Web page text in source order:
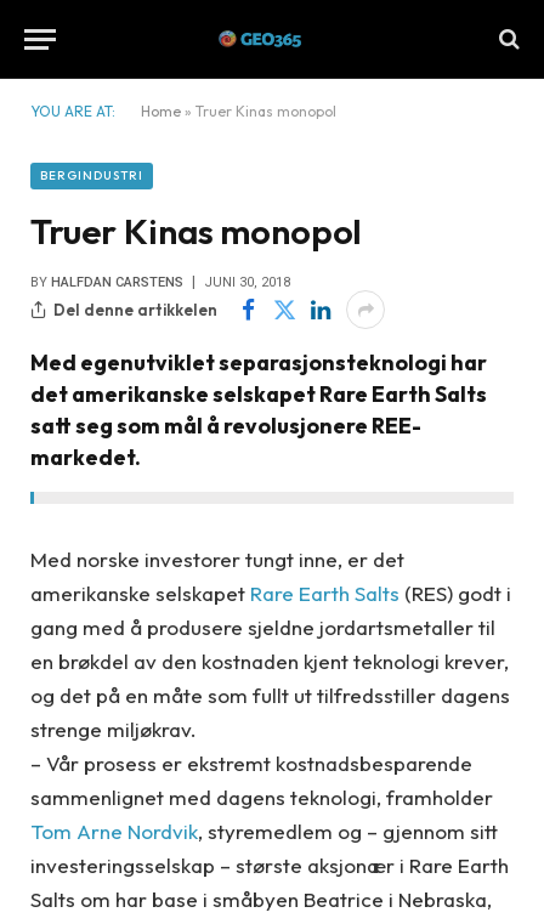
YOU ARE AT: Home » Truer Kinas monopol
BERGINDUSTRI
Truer Kinas monopol
BY HALFDAN CARSTENS JUNI 30, 2018
Del denne artikkelen
Med egenutviklet separasjonsteknologi har
det amerikanske selskapet Rare Earth Salts
satt seg som mål å revolusjonere REE-
markedet.
Med norske investorer tungt inne, er det
amerikanske selskapet Rare Earth Salts (RES) godt i
gang med å produsere sjeldne jordartsmetaller til
en brøkdel av den kostnaden kjent teknologi krever,
og det på en måte som fullt ut tilfredsstiller dagens
strenge miljøkrav.
– Vår prosess er ekstremt kostnadsbesparende
sammenlignet med dagens teknologi, framholder
Tom Arne Nordvik, styremedlem og – gjennom sitt
investeringsselskap – største aksjonær i Rare Earth
Salts om har base i småbyen Beatrice i Nebraska,